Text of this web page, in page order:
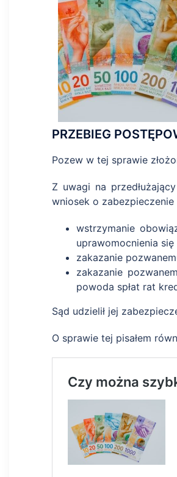
PRZEBIEG
Pozew w tej sprawie
Z uwagi na
wniosek o
wstrzymanie
uprawomocnienia
zakazanie
zakazanie
powoda spłat rat
Sąd udzielił jej
O sprawie tej pisałem